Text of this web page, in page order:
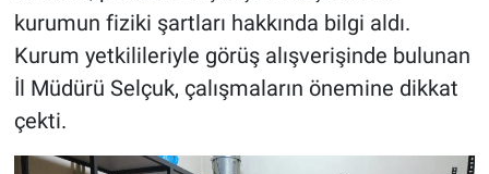
kurumun fiziki şartları hakkında bilgi aldı.
Kurum yetkilileriyle görüş alışverişinde bulunan
İl Müdürü Selçuk, çalışmaların önemine dikkat
çekti.
Genel
Asayiş
Kültür - Sanat